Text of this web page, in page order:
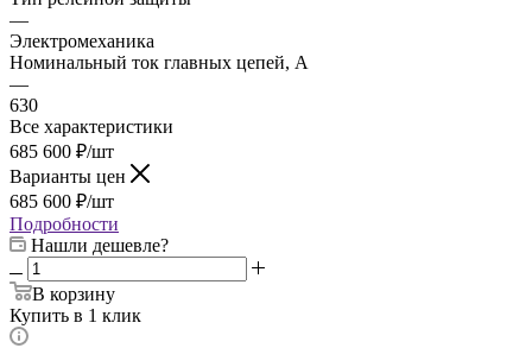
—
Электромеханика
Номинальный ток главных цепей, А
—
630
Все характеристики
685 600 ₽/шт
Варианты цен
685 600 ₽/шт
Подробности
Нашли дешевле?
В корзину
Купить в 1 клик